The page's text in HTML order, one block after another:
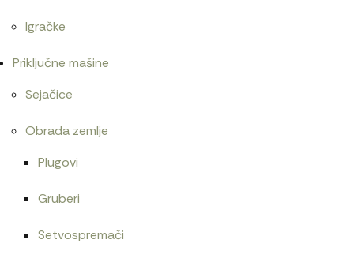
Igračke
Priključne mašine
Sejačice
Obrada zemlje
Plugovi
Gruberi
Setvospremači